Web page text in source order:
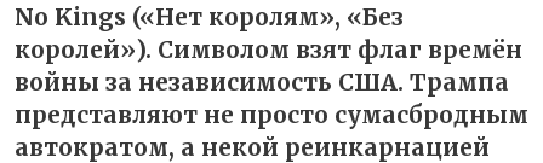
No Kings («Нет королям», «Без
королей»). Символом взят флаг времён
войны за независимость США. Трампа
представляют не просто сумасбродным
автократом, а некой реинкарнацией